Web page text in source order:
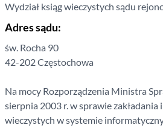
Wydział ksiąg wieczystych sądu
Adres sądu:
św. Rocha 90
42-202Częstochowa
Na mocy Rozporządzenia Ministra
sierpnia 2003 r. w sprawie zakładania
wieczystych w systemie